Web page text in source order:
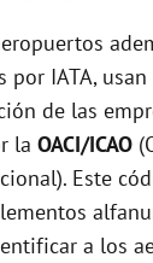
por IATA,
de las
la OACI/ICAO
Este
a los